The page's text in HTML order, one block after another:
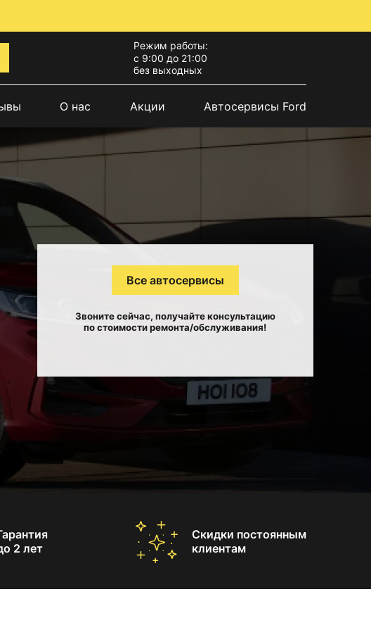
Режим работы:
с 9:00 до 21:00
без выходных
О нас Акции Автосервисы Ford
Все автосервисы
Звоните сейчас, получайте консультацию
по стоимости ремонта/обслуживания!
2 лет
Скидки постоянным
клиентам